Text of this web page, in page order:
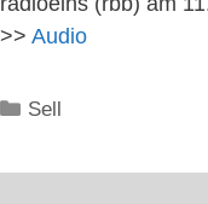
>> Audio
Kategorien
Sell